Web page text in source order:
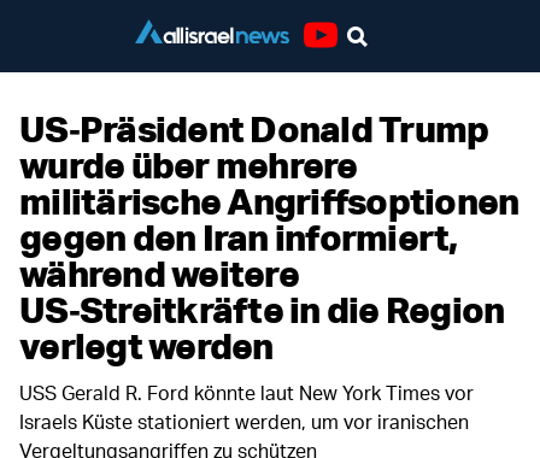
US‑Präsident Donald Trump
wurde über mehrere
militärische Angriffsoptionen
gegen den Iran informiert,
während weitere
US‑Streitkräfte in die Region
verlegt werden
USS Gerald R. Ford könnte laut New York Times vor
Israels Küste stationiert werden, um vor iranischen
Vergeltungsangriffen zu schützen